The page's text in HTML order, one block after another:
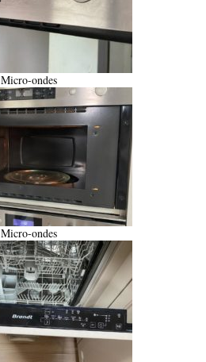
Micro-ondes
Micro-ondes